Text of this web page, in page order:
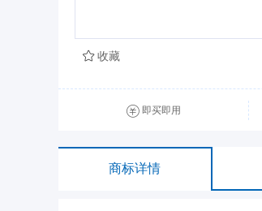
收藏
即买即用
商标详情